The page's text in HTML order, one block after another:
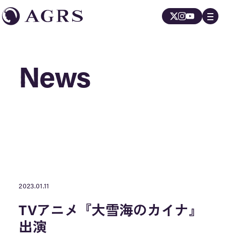
News
News
2023.01.11
TVアニメ『大雪海のカイナ』
出演